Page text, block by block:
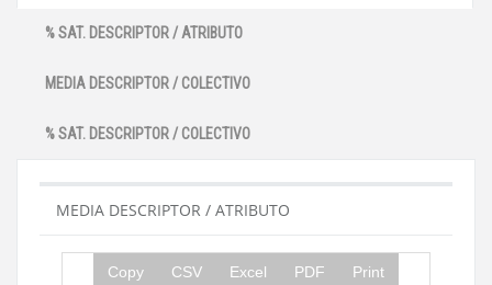
% SAT. DESCRIPTOR / ATRIBUTO
MEDIA DESCRIPTOR / COLECTIVO
% SAT. DESCRIPTOR / COLECTIVO
MEDIA DESCRIPTOR / ATRIBUTO
Copy CSV Excel PDF Print